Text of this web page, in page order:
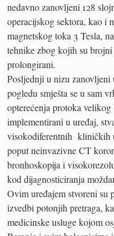
nedavno zanovljeni 128
operacijskog sektora, kao i
magnetskog toka 3 Tesla,
tehnike zbog kojih su
prolongirani.
Posljednji u nizu
pogledu smješta se u sam
opterećenja protoka
implementirani u uređaj,
visokodiferentnih kliničkih
poput neinvazivne CT
bronhoskopija i
kod dijagnosticiranja
Ovim uređajem stvoreni su
izvedbi potonjih pretraga,
medicinske usluge kojom